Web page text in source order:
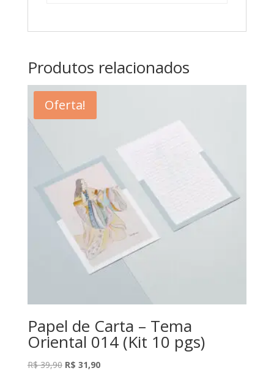
Produtos relacionados
Oferta!
Papel de Carta – Tema
Oriental 014 (Kit 10 pgs)
R$39,90 O
R$ 31,90O